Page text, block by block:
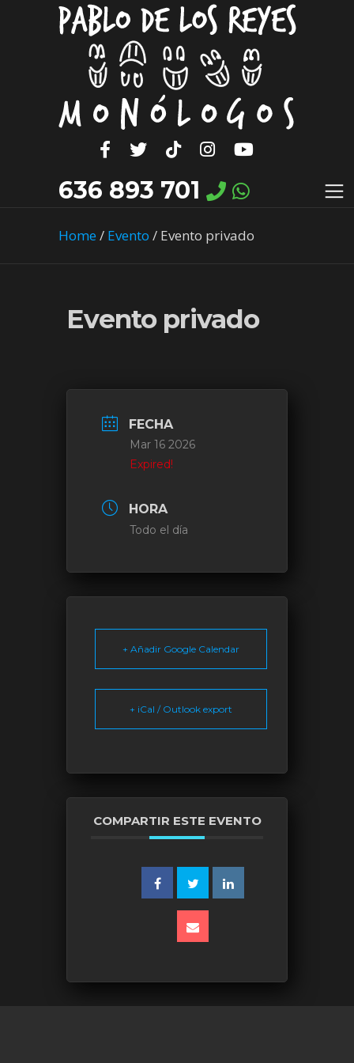
636 893 701
Home/ Evento / Evento privado
Evento privado
FECHA
Mar 16 2026
Expired!
HORA
Todo el día
+ Añadir Google Calendar
+ iCal / Outlook export
COMPARTIR ESTE EVENTO